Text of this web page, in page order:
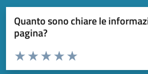
Quanto sono chiare le
pagina?
Valuta da 1 a 5 stelle la pagina
Valuta 5 stelle su 5
Valuta 4 stelle su 5
Valuta 3 stelle su 5
Valuta 2 stelle su 5
Valuta 1 stelle su 5